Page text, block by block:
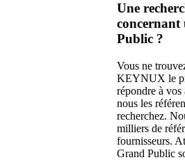
Une
Public ?
Vous ne
KEYNUX le
répondre à vos
nous les
recherchez.
milliers de
fournisseurs.
Grand Public